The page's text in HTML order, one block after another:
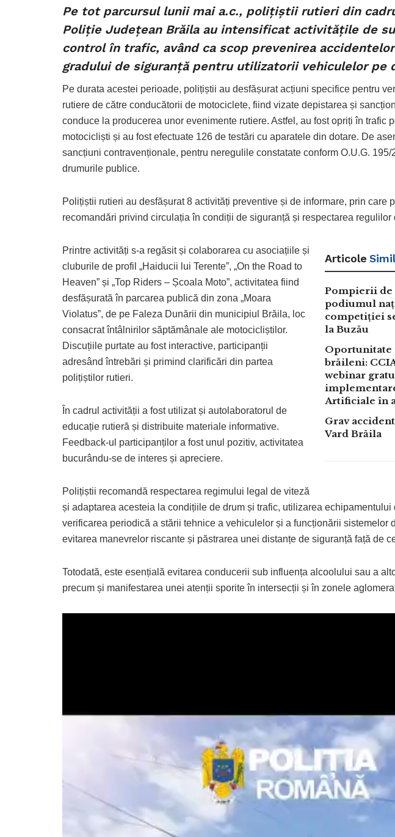
Pe tot parcursul lunii mai a.c., polițiștii rutieri din
Poliție Județean Brăila au intensificat activitățile de
control în trafic, având ca scop prevenirea
gradului de siguranță pentru utilizatorii vehiculelor pe
Pe durata acestei perioade, polițiștii au desfășurat acțiuni specifice pentru
rutiere de către conducătorii de motociclete, fiind vizate depistarea și
conduce la producerea unor evenimente rutiere. Astfel, au fost opriți în trafic
motocicliști și au fost efectuate 126 de testări cu aparatele din dotare. De
sancțiuni contravenționale, pentru neregulile constatate conform O.U.G.
drumurile publice.
Polițiștii rutieri au desfășurat 8 activități preventive și de informare, prin care
recomandări privind circulația în condiții de siguranță și respectarea regulilor
Articole
Pompierii de
podiumul
competiției
la Buzău
brăileni:
webinar
Artificiale în
Grav
Vard Brăila
Printre activități s-a regăsit și colaborarea cu asociațiile și
cluburile de profil „Haiducii lui Terente”, „On the Road to
Heaven” și „Top Riders – Școala Moto”, activitatea fiind
desfășurată în parcarea publică din zona „Moara
Violatus”, de pe Faleza Dunării din municipiul Brăila, loc
consacrat întâlnirilor săptămânale ale motocicliștilor.
Discuțiile purtate au fost interactive, participanții
adresând întrebări și primind clarificări din partea
polițiștilor rutieri.
În cadrul activității a fost utilizat și autolaboratorul de
educație rutieră și distribuite materiale informative.
Feedback-ul participanților a fost unul pozitiv, activitatea
bucurându-se de interes și apreciere.
Polițiștii recomandă respectarea regimului legal de viteză
și adaptarea acesteia la condițiile de drum și trafic, utilizarea echipamentului
verificarea periodică a stării tehnice a vehiculelor și a funcționării sistemelor
evitarea manevrelor riscante și păstrarea unei distanțe de siguranță față de
Totodată, este esențială evitarea conducerii sub influența alcoolului sau a
precum și manifestarea unei atenții sporite în intersecții și în zonele